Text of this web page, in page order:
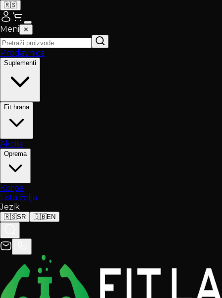
🇷🇸
Meni ✕
Prodavnica
Suplementi
Fit hrana
Akcija
Oprema
Korpa
Lista želja
Jezik
🇷🇸SR 🇬🇧EN